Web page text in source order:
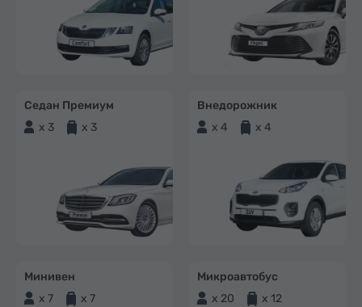
Седан Премиум
x 3
x 3
Внедорожник
x 4
x 4
Минивен
x 7
x 7
Микроавтобус
x 20
x 12